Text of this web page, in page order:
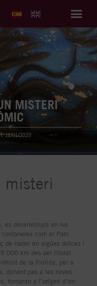
MISTERI
11/01/2020
misteri
es desenvolupa en les
com el Parc
de nadar en aigües dolces i
km des del litoral
de la Florida, per a
donant pas a les noves
tornaran a l’origen d’on